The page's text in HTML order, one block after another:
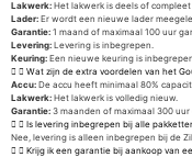
Lakwerk: Het lakwerk is deels of
Lader: Er wordt een nieuwe lader
Garantie: 1 maand of maximaal 100 uur
Levering: Levering is inbegrepen.
Keuring: Een nieuwe keuring is
Wat zijn de extra voordelen van het
Accu: De accu heeft minimaal 80%
Lakwerk: Het lakwerk is volledig nieuw.
Garantie: 3 maanden of maximaal 300
Is levering inbegrepen bij alle
Nee, levering is alleen inbegrepen bij de
Krijg ik een garantie bij aankoop van